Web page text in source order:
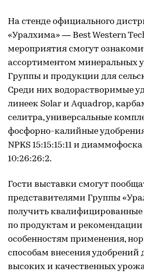
На стенде официального
«Уралхима» — Best Western
мероприятия смогут
ассортиментом минеральных
Группы и продукции для
Среди них водорастворимые
линеек Solar и Aquadrop,
селитра, универсальные
фосфорно-калийные удобрения
NPKS 15:15:15:11 и диаммофоска
10:26:26:2.
Гости выставки смогут
представителями Группы
получить квалифицированные
по продуктам и рекомендации
особенностям применения,
способам внесения удобрений
высоких и качественных